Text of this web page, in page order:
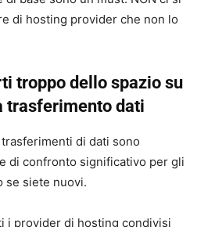
di hosting provider che non lo
troppo dello spazio su
trasferimento dati
di dati sono
di confronto significativo per gli
se siete nuovi.
i provider di hosting condivisi